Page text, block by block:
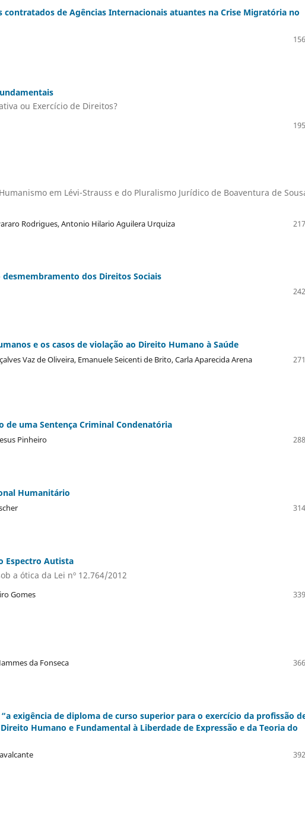
contratados de Agências Internacionais atuantes na Crise Migratória no
ou Exercício de Direitos?
em Lévi-Strauss e do Pluralismo Jurídico de Boaventura de
Rodrigues, Antonio Hilario Aguilera Urquiza
dos Direitos Sociais
e os casos de violação ao Direito Humano à Saúde
Vaz de Oliveira, Emanuele Seicenti de Brito, Carla Aparecida Arena
de uma Sentença Criminal Condenatória
Pinheiro
Humanitário
Espectro Autista
a ótica da Lei nº 12.764/2012
Gomes
da Fonseca
exigência de diploma de curso superior para o exercício da profissão
Humano e Fundamental à Liberdade de Expressão e da Teoria do